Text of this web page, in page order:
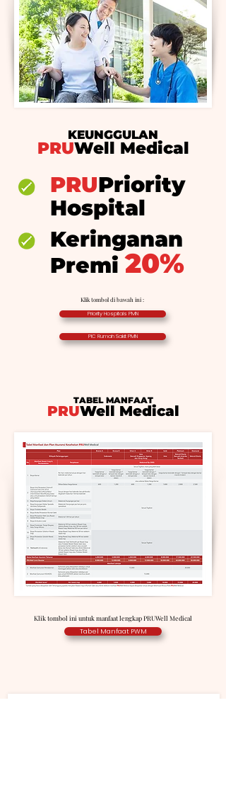
PRUWell Medical
KEUNGGULAN
PRUPriority
Hospital
Keringanan
Premi20%
Klik tombol di bawah ini :
Priority Hospitals PMN
PIC Rumah Sakit PMN
TABEL MANFAAT
PRUWell Medical
Klik tombol ini untuk manfaat lengkap PRUWell Medical
Tabel Manfaat PWM